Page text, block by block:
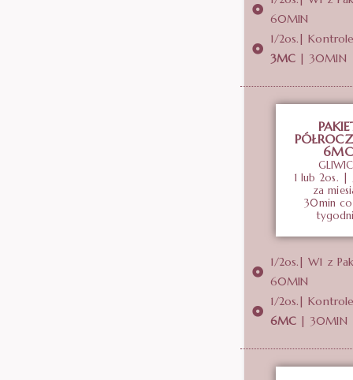
60MIN
1/2os.|
3MC
| 30MIN
6MC
1 lub 2os. |
za
30min
1/2os.| W1 z
60MIN
1/2os.|
6MC
| 30MIN